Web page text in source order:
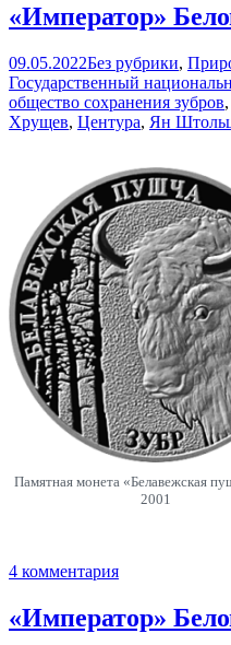
«Император»
09.05.2022Без рубрики,
Государственный
общество сохранения зубров,
Хрущев, Центура, Ян
Памятная монета «Белавежская
2001
Отправить
4 комментария
«Император»